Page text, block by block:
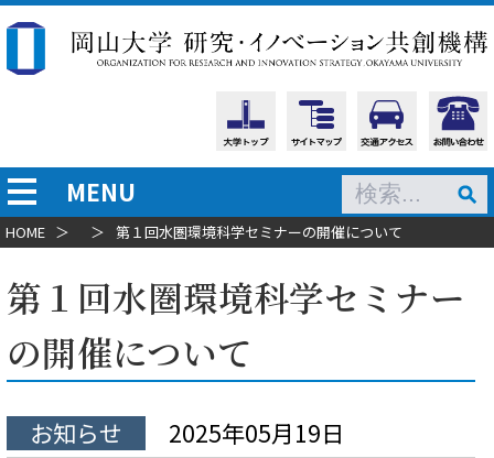
MENU
HOME ＞ ＞ 第１回水圏環境科学セミナーの開催について
第１回水圏環境科学セミナー
の開催について
お知らせ 2025年05月19日